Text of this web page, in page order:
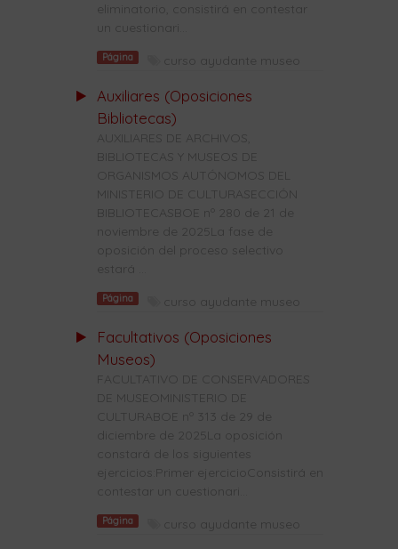
eliminatorio, consistirá en contestar
un cuestionari...
Página curso ayudante museo
Auxiliares (Oposiciones
Bibliotecas)
AUXILIARES DE ARCHIVOS,
BIBLIOTECAS Y MUSEOS DE
ORGANISMOS AUTÓNOMOS DEL
MINISTERIO DE CULTURASECCIÓN
BIBLIOTECASBOE nº 280 de 21 de
noviembre de 2025La fase de
oposición del proceso selectivo
estará ...
Página curso ayudante museo
Facultativos (Oposiciones
Museos)
FACULTATIVO DE CONSERVADORES
DE MUSEOMINISTERIO DE
CULTURABOE nº 313 de 29 de
diciembre de 2025La oposición
constará de los siguientes
ejercicios:Primer ejercicioConsistirá en
contestar un cuestionari...
Página curso ayudante museo